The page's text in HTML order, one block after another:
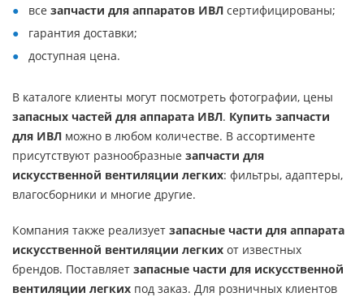
все запчасти для аппаратов ИВЛ сертифицированы;
гарантия доставки;
доступная цена.
В каталоге клиенты могут посмотреть фотографии, цены
запасных частей для аппарата ИВЛ. Купить запчасти
для ИВЛ можно в любом количестве. В ассортименте
присутствуют разнообразные запчасти для
искусственной вентиляции легких: фильтры, адаптеры,
влагосборники и многие другие.
Компания также реализует запасные части для аппарата
искусственной вентиляции легких от известных
брендов. Поставляет запасные части для искусственной
вентиляции легких под заказ. Для розничных клиентов